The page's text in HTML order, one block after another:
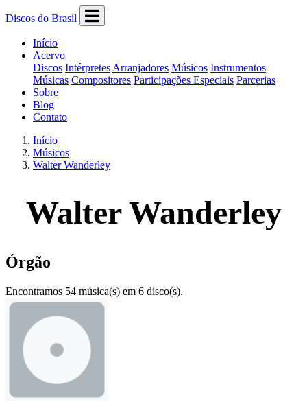
Discos do Brasil
Início
Acervo
Discos Intérpretes Arranjadores Músicos Instrumentos
Músicas Compositores Participações Especiais Parcerias
Sobre
Blog
Contato
Início
Músicos
Walter Wanderley
Walter Wanderley
Órgão
Encontramos 54 música(s) em 6 disco(s).